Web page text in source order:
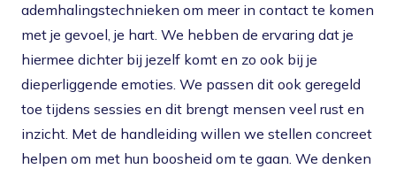
ademhalingstechnieken om meer in contact te komen
met je gevoel, je hart. We hebben de ervaring dat je
hiermee dichter bij jezelf komt en zo ook bij je
dieperliggende emoties. We passen dit ook geregeld
toe tijdens sessies en dit brengt mensen veel rust en
inzicht. Met de handleiding willen we stellen concreet
helpen om met hun boosheid om te gaan. We denken